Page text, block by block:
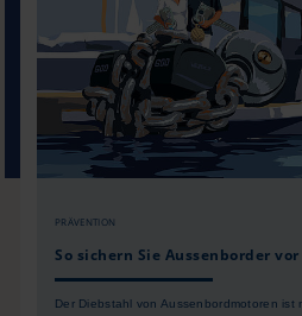
PRÄVENTION
So sichern Sie Aussenborder
Der Diebstahl von Aussenbordmotoren ist